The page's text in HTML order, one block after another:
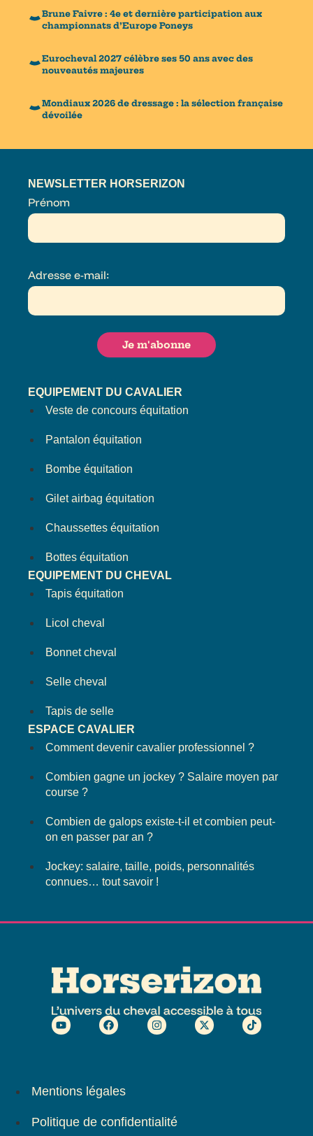
Brune Faivre : 4e et dernière participation aux
championnats d’Europe Poneys
Eurocheval 2027 célèbre ses 50 ans avec des
nouveautés majeures
Mondiaux 2026 de dressage : la sélection française
dévoilée
EQUIPEMENT DU CAVALIER
Veste de concours équitation
Pantalon équitation
Bombe équitation
Gilet airbag équitation
Chaussettes équitation
Bottes équitation
EQUIPEMENT DU CHEVAL
Tapis équitation
Licol cheval
Bonnet cheval
Selle cheval
Tapis de selle
ESPACE CAVALIER
Comment devenir cavalier professionnel ?
Combien gagne un jockey ? Salaire moyen par
course ?
Combien de galops existe-t-il et combien peut-
on en passer par an ?
Jockey: salaire, taille, poids, personnalités
connues… tout savoir !
NEWSLETTER HORSERIZON
Prénom
Adresse e-mail:
Mentions légales
Politique de confidentialité